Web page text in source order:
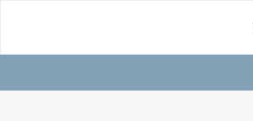
innehåll